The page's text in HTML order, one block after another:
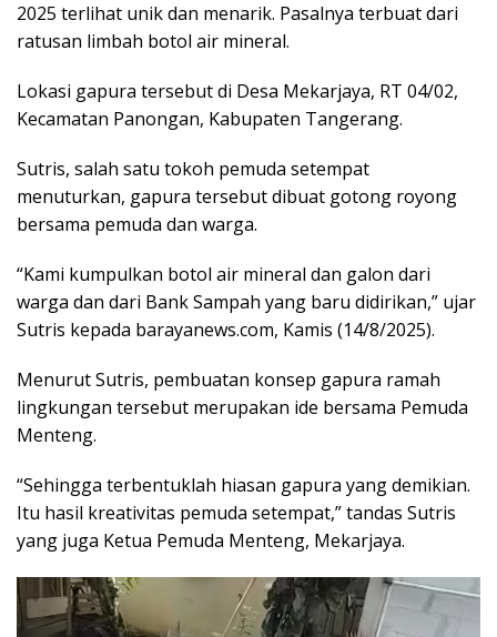
2025 terlihat unik dan menarik. Pasalnya terbuat dari
ratusan limbah botol air mineral.
Lokasi gapura tersebut di Desa Mekarjaya, RT 04/02,
Kecamatan Panongan, Kabupaten Tangerang.
Sutris, salah satu tokoh pemuda setempat
menuturkan, gapura tersebut dibuat gotong royong
bersama pemuda dan warga.
“Kami kumpulkan botol air mineral dan galon dari
warga dan dari Bank Sampah yang baru didirikan,” ujar
Sutris kepada barayanews.com, Kamis (14/8/2025).
Menurut Sutris, pembuatan konsep gapura ramah
lingkungan tersebut merupakan ide bersama Pemuda
Menteng.
“Sehingga terbentuklah hiasan gapura yang demikian.
Itu hasil kreativitas pemuda setempat,” tandas Sutris
yang juga Ketua Pemuda Menteng, Mekarjaya.